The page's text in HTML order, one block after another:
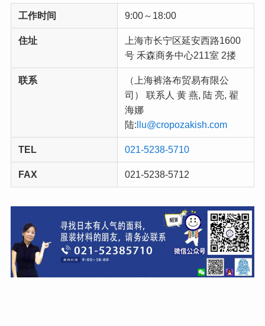
工作时间 9:00～18:00
住址
上海市长宁区延安西路1600
号 禾森商务中心211室 2搂
联系
（上海裤洛布贸易有限公
司） 联系人 黄 燕, 陆 亮, 翟
海娜
陆:llu@cropozakish.com
TEL 021-5238-5710
FAX 021-5238-5712